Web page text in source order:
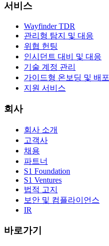
서비스
Wayfinder TDR
관리형 탐지 및 대응
위협 헌팅
인시던트 대비 및 대응
기술 계정 관리
가이드형 온보딩 및 배포
지원 서비스
회사
회사 소개
고객사
채용
파트너
S1 Foundation
S1 Ventures
법적 고지
보안 및 컴플라이언스
IR
바로가기